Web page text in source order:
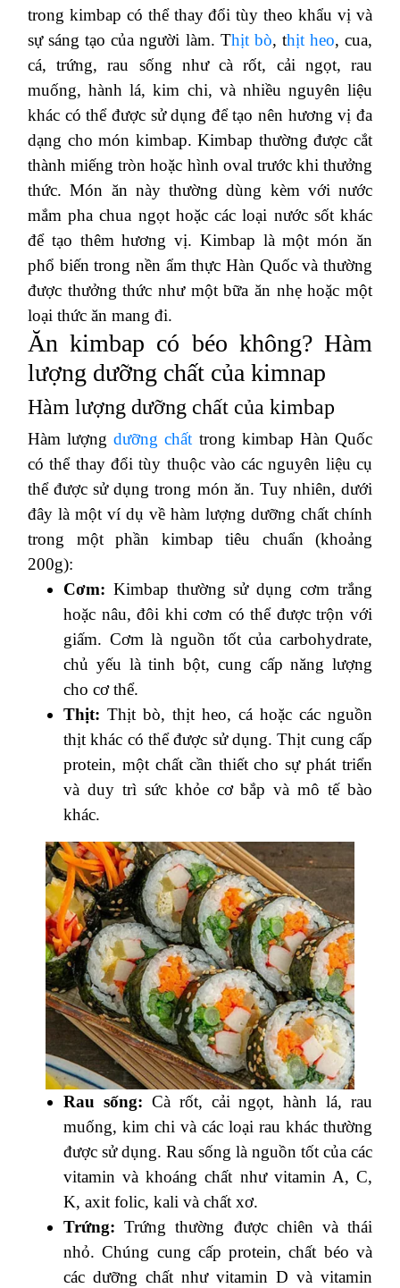
trong kimbap có thể thay đổi tùy theo khẩu vị và
sự sáng tạo của người làm. Thịt bò, thịt heo, cua,
cá, trứng, rau sống như cà rốt, cải ngọt, rau
muống, hành lá, kim chi, và nhiều nguyên liệu
khác có thể được sử dụng để tạo nên hương vị đa
dạng cho món kimbap. Kimbap thường được cắt
thành miếng tròn hoặc hình oval trước khi thưởng
thức. Món ăn này thường dùng kèm với nước
mắm pha chua ngọt hoặc các loại nước sốt khác
để tạo thêm hương vị. Kimbap là một món ăn
phổ biến trong nền ẩm thực Hàn Quốc và thường
được thưởng thức như một bữa ăn nhẹ hoặc một
loại thức ăn mang đi.
Ăn kimbap có béo không? Hàm
lượng dưỡng chất của kimnap
Hàm lượng dưỡng chất của kimbap
Hàm lượngdưỡng chất trong kimbap Hàn Quốc
có thể thay đổi tùy thuộc vào các nguyên liệu cụ
thể được sử dụng trong món ăn. Tuy nhiên, dưới
đây là một ví dụ về hàm lượng dưỡng chất chính
trong một phần kimbap tiêu chuẩn (khoảng
200g):
Cơm: Kimbap thường sử dụng cơm trắng
hoặc nâu, đôi khi cơm có thể được trộn với
giấm. Cơm là nguồn tốt của carbohydrate,
chủ yếu là tinh bột, cung cấp năng lượng
cho cơ thể.
Thịt: Thịt bò, thịt heo, cá hoặc các nguồn
thịt khác có thể được sử dụng. Thịt cung cấp
protein, một chất cần thiết cho sự phát triển
và duy trì sức khỏe cơ bắp và mô tế bào
khác.
Rau sống: Cà rốt, cải ngọt, hành lá, rau
muống, kim chi và các loại rau khác thường
được sử dụng. Rau sống là nguồn tốt của các
vitamin và khoáng chất như vitamin A, C,
K, axit folic, kali và chất xơ.
Trứng: Trứng thường được chiên và thái
nhỏ. Chúng cung cấp protein, chất béo và
các dưỡng chất như vitamin D và vitamin